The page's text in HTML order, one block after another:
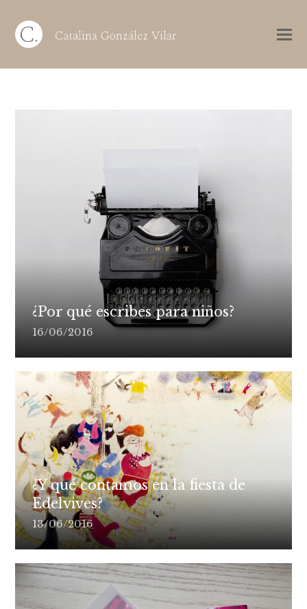
¿Por qué escribes para niños?
16/06/2016
¿Y qué contamos en la fiesta de
Edelvives?
13/06/2016